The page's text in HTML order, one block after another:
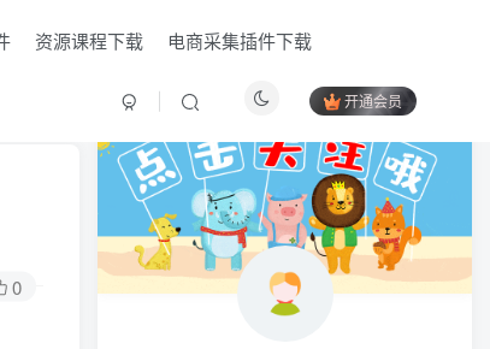
资源课程下载 电商采集插件下载
开通会员
0